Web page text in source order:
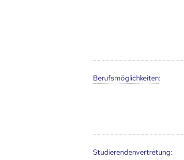
Berufs­möglich­keiten:
Studierendenvertretung: